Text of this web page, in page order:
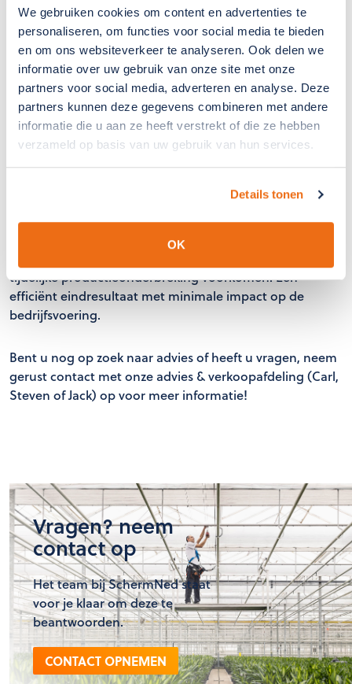
We gebruiken cookies om content en advertenties te
personaliseren, om functies voor social media te bieden
en om ons websiteverkeer te analyseren. Ook delen we
informatie over uw gebruik van onze site met onze
partners voor social media, adverteren en analyse. Deze
partners kunnen deze gegevens combineren met andere
informatie die u aan ze heeft verstrekt of die ze hebben
verzameld op basis van uw gebruik van hun services.
Details tonen
OK
Het resultaat
De tweede scherminstallatie levert directe
energiebesparing op en maakt een stabieler
klimaatbeheer mogelijk. Door de montage boven de
tijdelijke productieonderbreking voorkomen. Een
efficiënt eindresultaat met minimale impact op de
bedrijfsvoering.
Bent u nog op zoek naar advies of heeft u vragen, neem
gerust contact met onze advies & verkoopafdeling (Carl,
Steven of Jack) op voor meer informatie!
Vragen? neem
contact op
Het team bij SchermNed staat
voor je klaar om deze te
beantwoorden.
CONTACT OPNEMEN